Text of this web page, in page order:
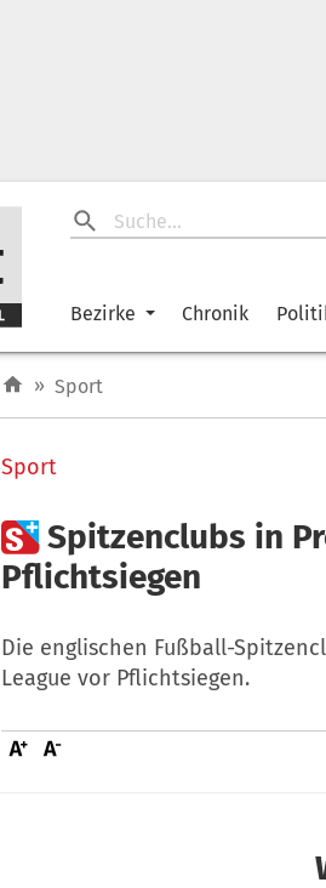
Bezirke Chronik
» Sport
Sport
Spitzenclubs in
Pflichtsiegen
Die englischen Fußball-
League vor Pflichtsiegen.